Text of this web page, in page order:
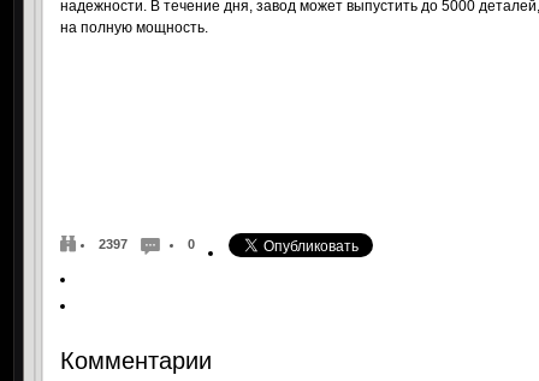
надежности. В течение дня, завод может выпустить до 5000
на полную мощность.
2397 0
Комментарии